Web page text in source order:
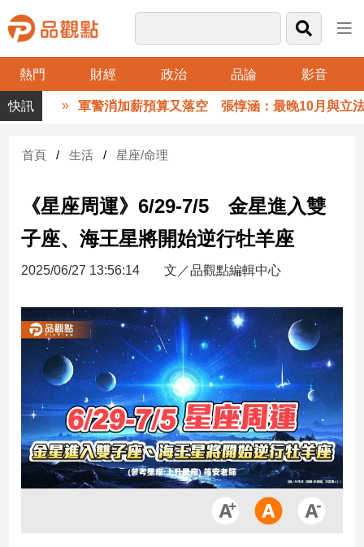
熱門 財經 政治 品論 影音
品
觀
財
台
財
新
產
經/
市
地
產
品
軍警消加薪預算又落空 張惇涵：最晚10月與立法院
首頁 生活 星座/命理
《星座周運》6/29-7/5 金星進入雙
子座、海王星將開始逆行牡羊座
2025/06/27 13:56:14 文／品觀點編輯中心